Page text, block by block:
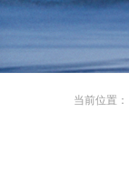
当前位置：